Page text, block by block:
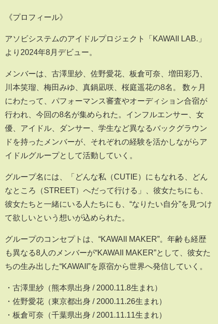
《プロフィール》
アソビシステムのアイドルプロジェクト「KAWAII LAB.」
より2024年8月デビュー。
メンバーは、古澤里紗、佐野愛花、板倉可奈、増田彩乃、
川本笑瑠、梅田みゆ、真鍋凪咲、桜庭遥花の8名。 数ヶ月
にわたって、パフォーマンス審査やオーディション合宿が
行われ、今回の8名が集められた。インフルエンサー、女
優、アイドル、ダンサー、学生など異なるバックグラウン
ドを持ったメンバーが、それぞれの経験を活かしながらア
イドルグループとして活動していく。
グループ名には、「どんな私（CUTIE）にもなれる、どん
なところ（STREET）へだって行ける」、彼女たちにも、
彼女たちと一緒にいる人たちにも、“なりたい自分”を見つけ
て欲しいという想いが込められた。
グループのコンセプトは、“KAWAII MAKER”。年齢も経歴
も異なる8人のメンバーが“KAWAII MAKER”として、彼女た
ちの生み出した“KAWAII”を原宿から世界へ発信していく。
・古澤里紗（熊本県出身 / 2000.11.8生まれ）
・佐野愛花（東京都出身 / 2000.11.26生まれ）
・板倉可奈（千葉県出身 / 2001.11.11生まれ）